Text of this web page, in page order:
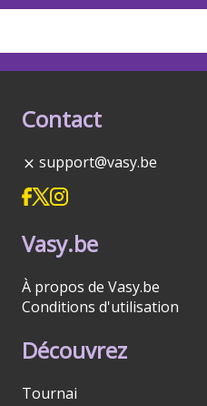
Contact
support@vasy.be
Vasy.be
À propos de Vasy.be
Conditions d'utilisation
Découvrez
Tournai